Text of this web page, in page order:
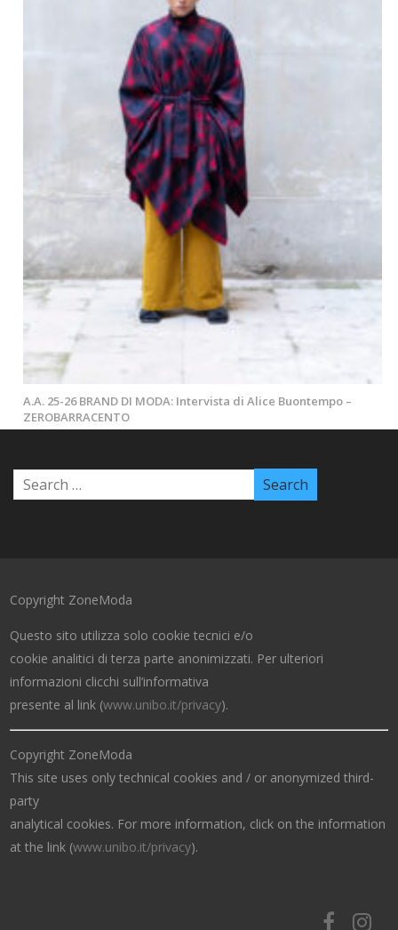
A.A. 25-26 BRAND DI MODA: Intervista di Alice Buontempo –
ZEROBARRACENTO
Copyright ZoneModa
Questo sito utilizza solo cookie tecnici e/o
cookie analitici di terza parte anonimizzati. Per ulteriori
informazioni clicchi sull’informativa
presente al link (www.unibo.it/privacy).
Copyright ZoneModa
This site uses only technical cookies and / or anonymized third-
party
analytical cookies. For more information, click on the information
at the link (www.unibo.it/privacy).